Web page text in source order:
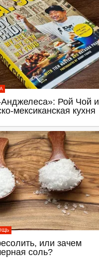
Рой Чой и
мексиканская кухня
или зачем
соль?